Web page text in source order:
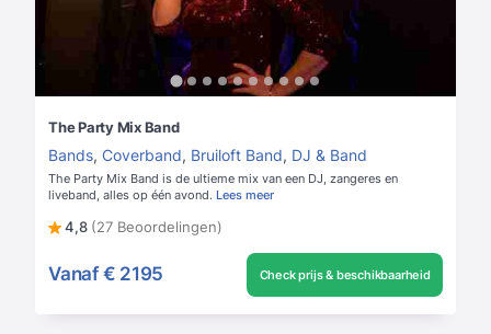
The Party Mix Band
Bands, Coverband, Bruiloft Band, DJ & Band
The Party Mix Band is de ultieme mix van een DJ, zangeres en
liveband, alles op één avond. Lees meer
4,8 (27 Beoordelingen)
Vanaf € 2195 Check prijs & beschikbaarheid